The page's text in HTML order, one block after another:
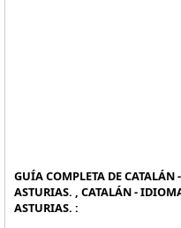
GUÍA COMPLETA DE CATALÁN
ASTURIAS. , CATALÁN -
ASTURIAS. :